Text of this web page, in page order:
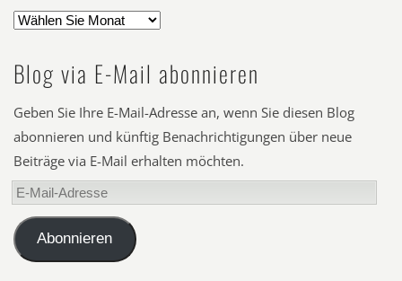
Blog via E-Mail abonnieren
Geben Sie Ihre E-Mail-Adresse an, wenn Sie diesen Blog
abonnieren und künftig Benachrichtigungen über neue
Beiträge via E-Mail erhalten möchten.
E-
Mail-
AdresseAbonnieren